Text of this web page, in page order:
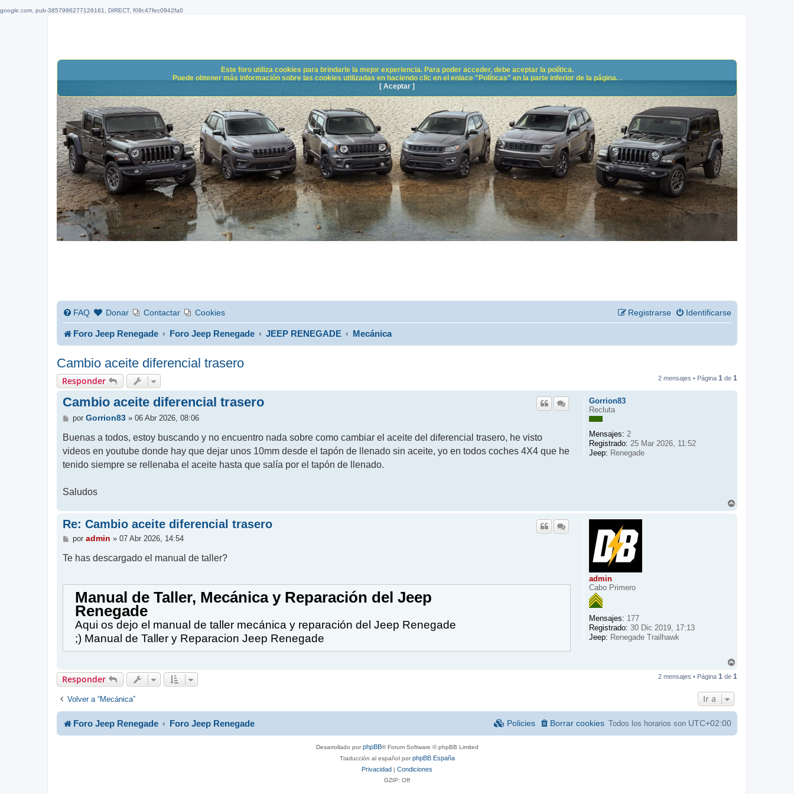
google.com, pub-3857996277126161, DIRECT, f08c47fec0942fa0
FAQ Donar Contactar Cookies Identificarse
Registrarse
Foro Jeep Renegade Foro Jeep Renegade JEEP RENEGADE Mecánica
Cambio aceite diferencial trasero
Responder 2 mensajes • Página 1 de 1
Gorrion83
Recluta
Mensajes: 2
Registrado: 25 Mar 2026, 11:52
Jeep: Renegade
Cambio aceite diferencial trasero
M
n
a
j
e
por Gorrion83» 06 Abr 2026, 08:06
Buenas a todos, estoy buscando y no encuentro nada sobre como cambiar el aceite del diferencial trasero, he visto
videos en youtube donde hay que dejar unos 10mm desde el tapón de llenado sin aceite, yo en todos coches 4X4 que he
tenido siempre se rellenaba el aceite hasta que salía por el tapón de llenado.
Saludos
admin
Cabo Primero
Mensajes: 177
Registrado: 30 Dic 2019, 17:13
Jeep: Renegade Trailhawk
Re: Cambio aceite diferencial trasero
M
n
j
por admin » 07 Abr 2026, 14:54
Te has descargado el manual de taller?
Manual de Taller, Mecánica y Reparación del Jeep
Renegade
Aqui os dejo el manual de taller mecánica y reparación del Jeep Renegade
;) Manual de Taller y Reparacion Jeep Renegade
r
Responder 2 mensajes • Página 1 de 1
Volver a “Mecánica” Ir a
Este foro utiliza cookies para brindarle la mejor experiencia. Para poder acceder, debe aceptar la política.
Puede obtener más información sobre las cookies utilizadas en haciendo clic en el enlace "Políticas" en la parte inferior de la página. .
[ Aceptar ]
Foro Jeep Renegade Foro Jeep Renegade Todos los horarios son UTC+02:00
Borrar cookies
Policies
Desarrollado porphpBB® Forum Software © phpBB Limited
Traducción al español porphpBB España
Privacidad | Condiciones
GZIP: Off